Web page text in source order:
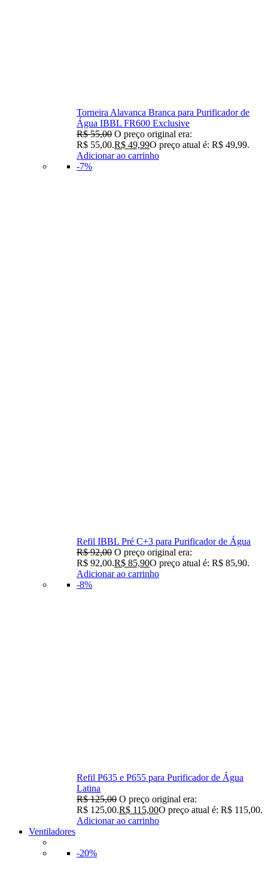
Torneira Alavanca Branca para Purificador de
Água IBBL FR600 Exclusive
R$55,00 O preço original era:
R$ 55,00.R$ 49,99O preço atual é: R$ 49,99.
Adicionar ao carrinho
-7%
Refil IBBL Pré C+3 para Purificador de Água
R$92,00 O preço original era:
R$ 92,00.R$ 85,90O preço atual é: R$ 85,90.
Adicionar ao carrinho
-8%
Refil P635 e P655 para Purificador de Água
Latina
R$125,00 O preço original era:
R$ 125,00.R$ 115,00O preço atual é: R$ 115,00.
Adicionar ao carrinho
Ventiladores
-20%